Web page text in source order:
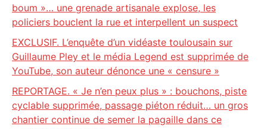
boum »… une grenade artisanale explose, les
policiers bouclent la rue et interpellent un suspect
EXCLUSIF. L’enquête d’un vidéaste toulousain sur
Guillaume Pley et le média Legend est supprimée de
YouTube, son auteur dénonce une « censure »
REPORTAGE. « Je n’en peux plus » : bouchons, piste
cyclable supprimée, passage piéton réduit… un gros
chantier continue de semer la pagaille dans ce